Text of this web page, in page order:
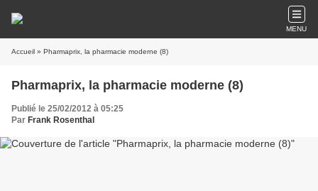
MENU
Accueil » Pharmaprix, la pharmacie moderne (8)
Pharmaprix, la pharmacie moderne (8)
Publié le 25/02/2012 à 05:25
Par Frank Rosenthal